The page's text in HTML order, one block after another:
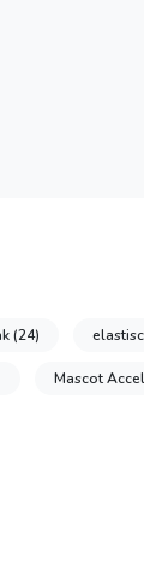
(24)
Mascot